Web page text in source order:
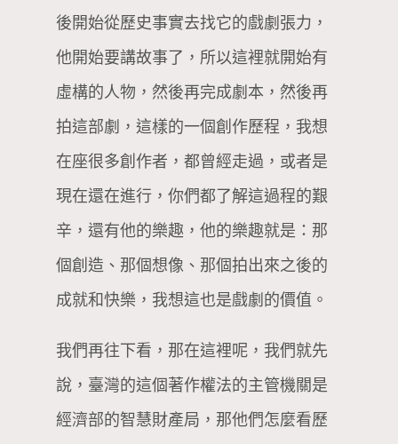
後開始從歷史事實去找它的戲劇張力，
他開始要講故事了，所以這裡就開始有
虛構的人物，然後再完成劇本，然後再
拍這部劇，這樣的一個創作歷程，我想
在座很多創作者，都曾經走過，或者是
現在還在進行，你們都了解這過程的艱
辛，還有他的樂趣，他的樂趣就是：那
個創造、那個想像、那個拍出來之後的
成就和快樂，我想這也是戲劇的價值。
我們再往下看，那在這裡呢，我們就先
說，臺灣的這個著作權法的主管機關是
經濟部的智慧財產局，那他們怎麼看歷